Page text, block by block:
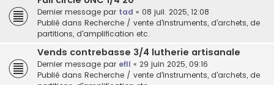
Dernier message par tad « 08 juil. 2025, 12:08
Publié dans Recherche / vente d'instruments, d'archets, de
partitions, d'amplification etc.
Vends contrebasse 3/4 lutherie artisanale
Dernier message par efll « 29 juin 2025, 09:16
Publié dans Recherche / vente d'instruments, d'archets, de